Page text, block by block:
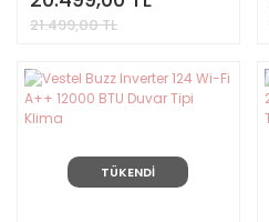
21.499,00 TL
TÜKENDİ